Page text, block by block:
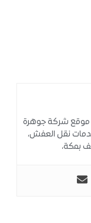
شركة جوهرة
نقل العفش،
بمكة،